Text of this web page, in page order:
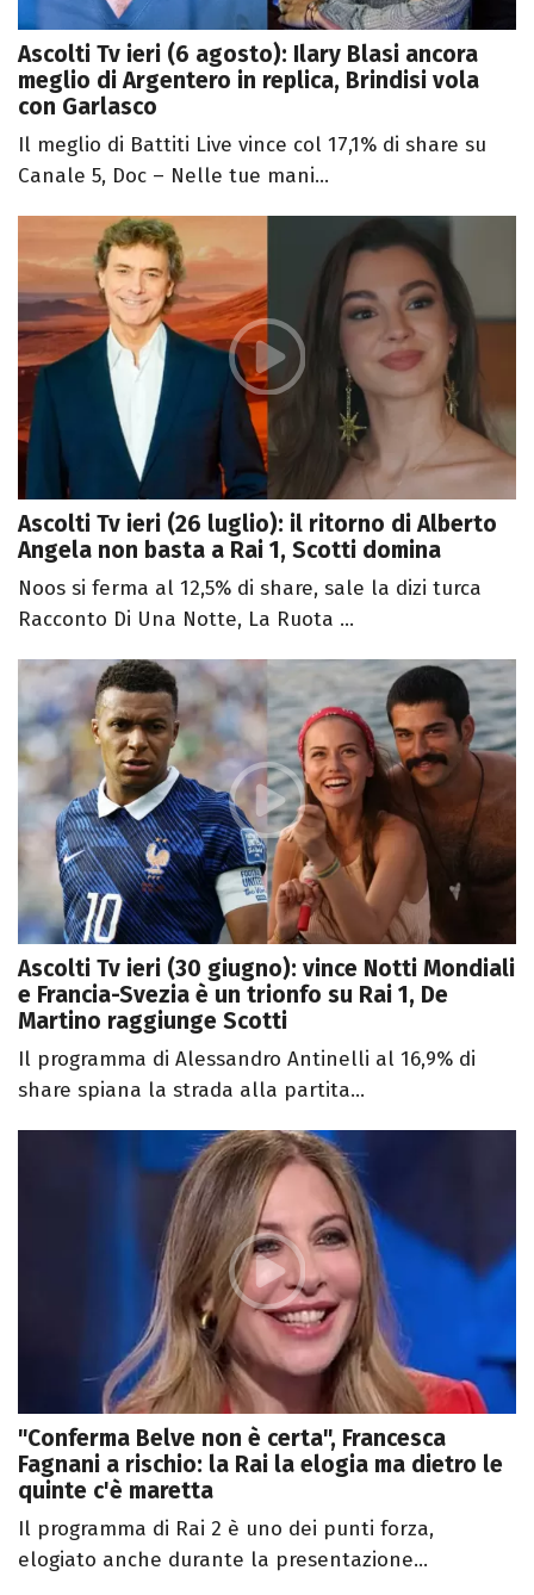
Ascolti Tv ieri (6 agosto): Ilary Blasi ancora
meglio di Argentero in replica, Brindisi vola
con Garlasco
Il meglio di Battiti Live vince col 17,1% di share su
Canale 5, Doc – Nelle tue mani...
Ascolti Tv ieri (26 luglio): il ritorno di Alberto
Angela non basta a Rai 1, Scotti domina
Noos si ferma al 12,5% di share, sale la dizi turca
Racconto Di Una Notte, La Ruota ...
Ascolti Tv ieri (30 giugno): vince Notti Mondiali
e Francia-Svezia è un trionfo su Rai 1, De
Martino raggiunge Scotti
Il programma di Alessandro Antinelli al 16,9% di
share spiana la strada alla partita...
"Conferma Belve non è certa", Francesca
Fagnani a rischio: la Rai la elogia ma dietro le
quinte c'è maretta
Il programma di Rai 2 è uno dei punti forza,
elogiato anche durante la presentazione...